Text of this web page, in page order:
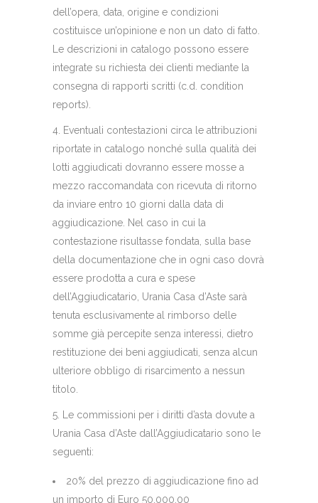
dell’opera, data, origine e condizioni
costituisce un’opinione e non un dato di fatto.
Le descrizioni in catalogo possono essere
integrate su richiesta dei clienti mediante la
consegna di rapporti scritti (c.d. condition
reports).
4. Eventuali contestazioni circa le attribuzioni
riportate in catalogo nonché sulla qualità dei
lotti aggiudicati dovranno essere mosse a
mezzo raccomandata con ricevuta di ritorno
da inviare entro 10 giorni dalla data di
aggiudicazione. Nel caso in cui la
contestazione risultasse fondata, sulla base
della documentazione che in ogni caso dovrà
essere prodotta a cura e spese
dell’Aggiudicatario, Urania Casa d’Aste sarà
tenuta esclusivamente al rimborso delle
somme già percepite senza interessi, dietro
restituzione dei beni aggiudicati, senza alcun
ulteriore obbligo di risarcimento a nessun
titolo.
5. Le commissioni per i diritti d’asta dovute a
Urania Casa d’Aste dall’Aggiudicatario sono le
seguenti:
20% del prezzo di aggiudicazione fino ad
un importo di Euro 50.000,00